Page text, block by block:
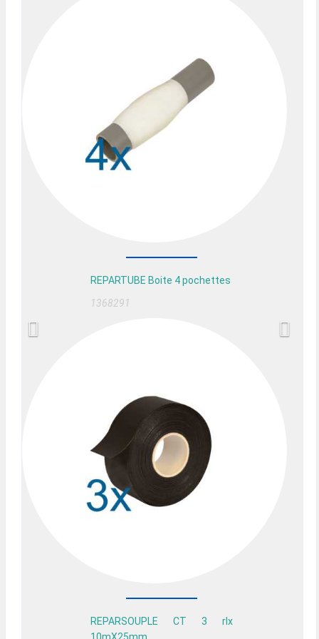
REPARTUBE Boite 4 pochettes
1368291
REPARSOUPLE CT 3 rlx
10mX25mm